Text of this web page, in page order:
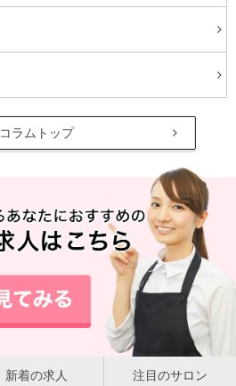
コラムトップ
新着の求人 注目のサロン